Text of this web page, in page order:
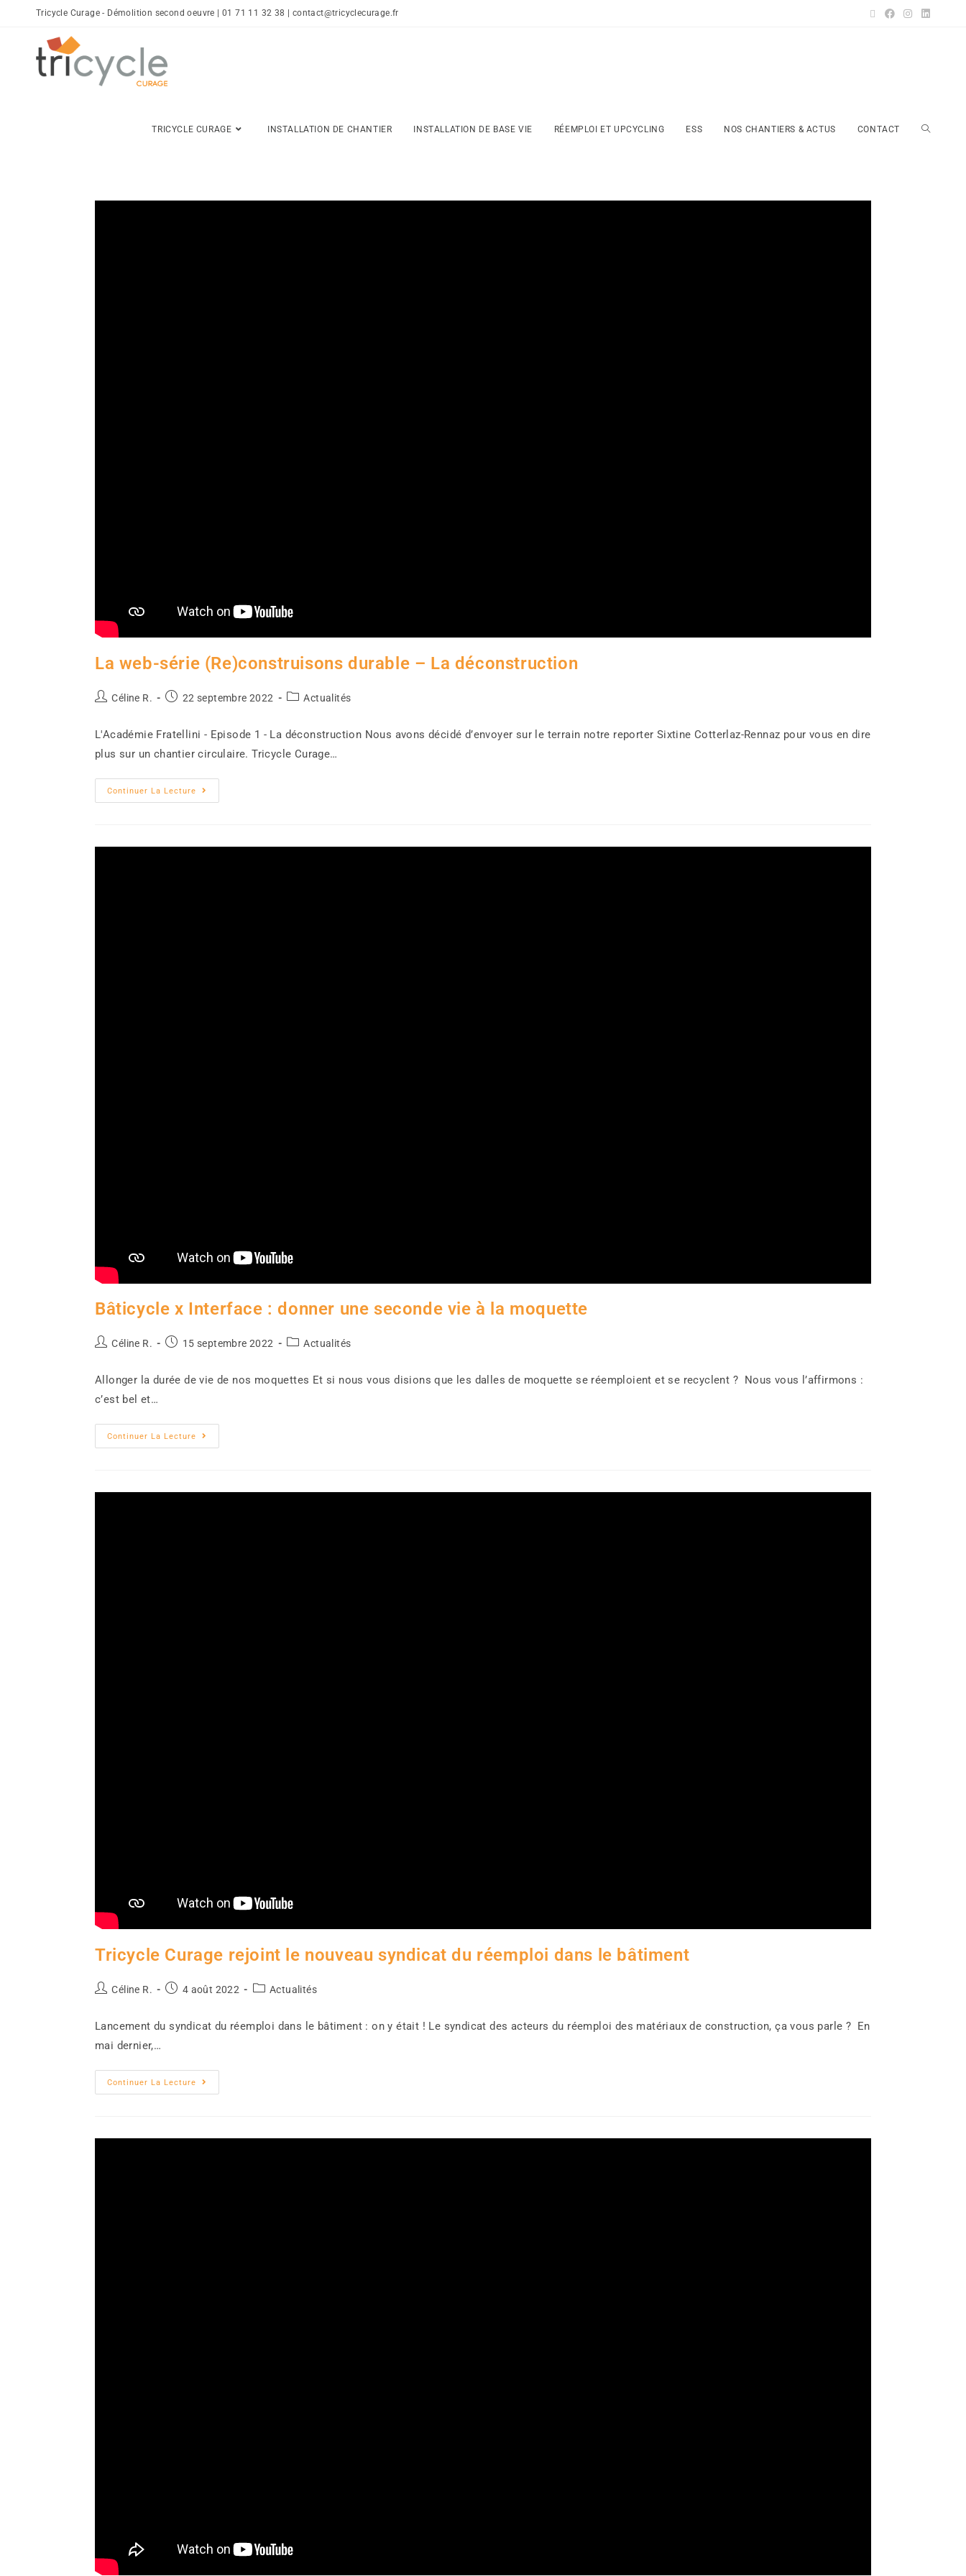
Tricycle Curage - Démolition second oeuvre | 01 71 11 32 38 | contact@tricyclecurage.fr
TRICYCLE CURAGE INSTALLATION DE CHANTIER INSTALLATION DE BASE VIE RÉEMPLOI ET UPCYCLING ESS NOS CHANTIERS & ACTUS CONTACT
La web-série (Re)construisons durable – La déconstruction
Céline R. 22 septembre 2022 Actualités
L'Académie Fratellini - Episode 1 - La déconstruction Nous avons décidé d’envoyer sur le terrain notre reporter Sixtine Cotterlaz-Rennaz pour vous en dire
plus sur un chantier circulaire. Tricycle Curage…
Continuer La Lecture
Bâticycle x Interface : donner une seconde vie à la moquette
Céline R. 15 septembre 2022 Actualités
Allonger la durée de vie de nos moquettes Et si nous vous disions que les dalles de moquette se réemploient et se recyclent ? Nous vous l’affirmons :
c’est bel et…
Continuer La Lecture
Tricycle Curage rejoint le nouveau syndicat du réemploi dans le bâtiment
Céline R. 4 août 2022 Actualités
Lancement du syndicat du réemploi dans le bâtiment : on y était ! Le syndicat des acteurs du réemploi des matériaux de construction, ça vous parle ? En
mai dernier,…
Continuer La Lecture